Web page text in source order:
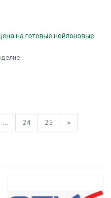
на готовые нейлоновые
... 24 25 »